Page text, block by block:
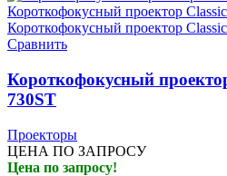
Сравнить
Короткофокусный
730ST
Проекторы
ЦЕНА ПО ЗАПРОСУ
Цена по запросу!